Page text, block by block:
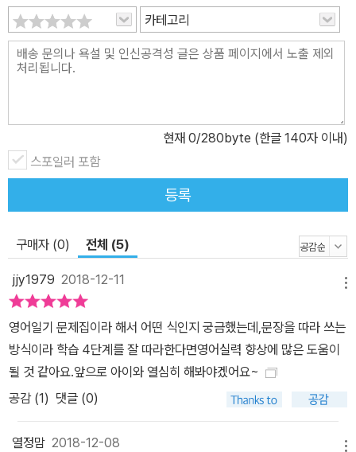
카테고리
현재 0/280byte (한글 140자 이내)
스포일러 포함
등록
구매자 (0) 전체 (5)
jjy1979 2018-12-11
영어일기 문제집이라 해서 어떤 식인지 궁금했는데,문장을 따라 쓰는
방식이라 학습 4단계를 잘 따라한다면영어실력 향상에 많은 도움이
될 것 같아요.앞으로 아이와 열심히 해봐야겠어요~
공감 (1) 댓글 (0)
열정맘 2018-12-08